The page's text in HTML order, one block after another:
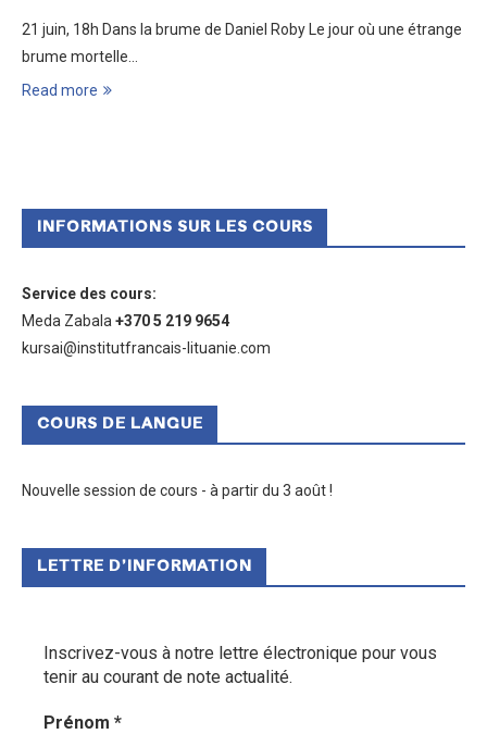
21 juin, 18h Dans la brume de Daniel Roby Le jour où une étrange
brume mortelle…
Read more
INFORMATIONS SUR LES COURS
Service des cours:
Meda Zabala +370 5 219 9654
kursai@institutfrancais-lituanie.com
COURS DE LANGUE
Nouvelle session de cours - à partir du 3 août !
LETTRE D’INFORMATION
Inscrivez-vous à notre lettre électronique pour vous
tenir au courant de note actualité.
Prénom *